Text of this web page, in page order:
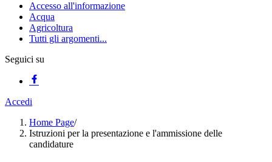
Accesso all'informazione
Acqua
Agricoltura
Tutti gli argomenti...
Seguici su
Accedi
Home Page/
Istruzioni per la presentazione e l'ammissione delle
candidature